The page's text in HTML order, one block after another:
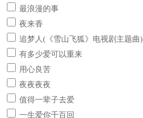
最浪漫的事
夜来香
追梦人(《雪山飞狐》电视剧主题曲)
有多少爱可以重来
用心良苦
夜夜夜夜
值得一辈子去爱
一生爱你千百回